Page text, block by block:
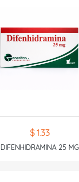
$ 1.33
DIFENHIDRAMINA 25 MG